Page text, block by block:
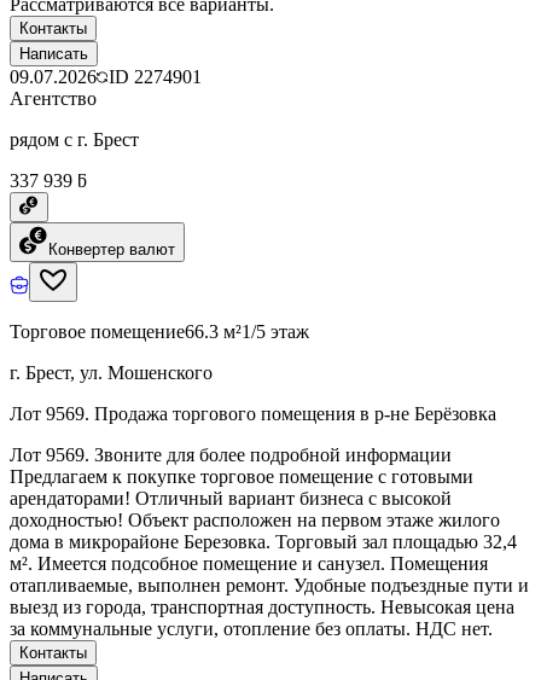
Рассматриваются все варианты.
Контакты
Написать
09.07.2026 ID 2274901
Агентство
рядом с г. Брест
337 939 ƃ
Конвертер валют
Торговое помещение66.3 м²1/5 этаж
г. Брест, ул. Мошенского
Лот 9569. Продажа торгового помещения в р-не Берёзовка
Лот 9569. Звоните для более подробной информации
Предлагаем к покупке торговое помещение с готовыми
арендаторами! Отличный вариант бизнеса с высокой
доходностью! Объект расположен на первом этаже жилого
дома в микрорайоне Березовка. Торговый зал площадью 32,4
м². Имеется подсобное помещение и санузел. Помещения
отапливаемые, выполнен ремонт. Удобные подъездные пути и
выезд из города, транспортная доступность. Невысокая цена
за коммунальные услуги, отопление без оплаты. НДС нет.
Контакты